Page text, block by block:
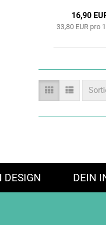
16,90
33,80 EUR pro
DESIGN DEIN